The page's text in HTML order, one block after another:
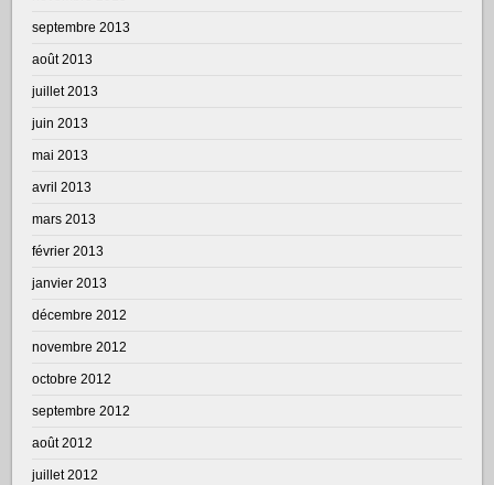
septembre 2013
août 2013
juillet 2013
juin 2013
mai 2013
avril 2013
mars 2013
février 2013
janvier 2013
décembre 2012
novembre 2012
octobre 2012
septembre 2012
août 2012
juillet 2012